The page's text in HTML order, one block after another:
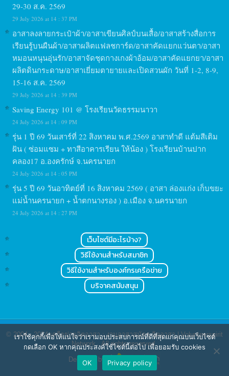
29-30 ส.ค. 2569
29 July 2026 at 14 : 37 PM
อาสาลงลายกระเป๋าผ้า/อาสาเขียนศิลป์บนเสื้อ/อาสาสร้างสื่อการ
เรียนรู้บนผืนผ้า/อาสาผลิตแฟลชการ์ด/อาสาคัดแยกแว่นตา/อาสา
หมอนหนุนอุ่นรัก/อาสาจัดชุดกางเกงผ้าอ้อม/อาสาคัดแยกยา/อาสา
ผลิตดินกระดาษ/อาสาเยี่ยมตายายและเปิดสวนผัก วันที่ 1-2, 8-9,
15-16 ส.ค. 2569
29 July 2026 at 14 : 39 PM
Saving Energy 101 @ โรงเรียนวัดธรรมนาวา
24 July 2026 at 14 : 09 PM
รุ่น 1 ปี 69 วันเสาร์ที่ 22 สิงหาคม พ.ศ.2569 อาสาทำดี แต้มสีเติม
ฝัน ( ซ่อมแซม + ทาสีอาคารเรียน ให้น้อง ) โรงเรียนบ้านปาก
คลอง17 อ.องครักษ์ จ.นครนายก
24 July 2026 at 14 : 05 PM
รุ่น 5 ปี 69 วันอาทิตย์ที่ 16 สิงหาคม 2569 ( อาสา ล่องแก่ง เก็บขยะ
แม่น้ำนครนายก + น้ำตกนางรอง ) อ.เมือง จ.นครนายก
24 July 2026 at 14 : 27 PM
เว็บไซต์มีอะไรบ้าง?
วิธีใช้งานสำหรับสมาชิก
วิธีใช้งานสำหรับองค์กรเครือข่าย
บริจาคสนับสนุน
© 2004 - 2024เครือข่ายจิตอาสา : งานอาสาสมัคร จิตอาสา | Volunteerspirit
Network . All rights reserved.
Designed by
เราใช้คุกกี้เพื่อให้แน่ใจว่าเรามอบประสบการณ์ที่ดีที่สุดแก่คุณบนเว็บไซต์
กดเลือก OK หากคุณประสงค์ใช้ไซต์นี้ต่อไป เพื่อยอมรับ cookies
OK
Privacy policy